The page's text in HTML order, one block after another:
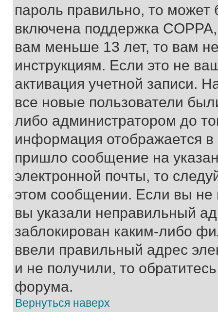
пароль правильно, то может
включена поддержка
вам меньше 13 лет, то вам
инструкциям. Если это не
активация учетной записи.
все новые пользователи
либо администратором до
информация отображается
пришло сообщение на
электронной почты, то
этом сообщении. Если вы
вы указали неправильный
заблокирован каким-либо
ввели правильный адрес
и не получили, то
форума.
Вернуться наверх